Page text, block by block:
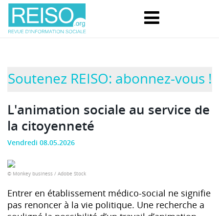
Soutenez REISO: abonnez-vous !
L'animation sociale au service de
la citoyenneté
Vendredi 08.05.2026
© Monkey business / Adobe Stock
Entrer en établissement médico-social ne signifie
pas renoncer à la vie politique. Une recherche a